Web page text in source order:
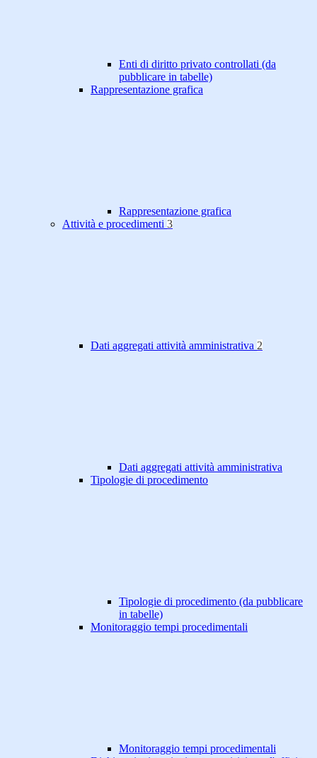
Enti di diritto privato controllati (da
pubblicare in tabelle)
Rappresentazione grafica
Rappresentazione grafica
Attività e procedimenti 3
Dati aggregati attività amministrativa 2
Dati aggregati attività amministrativa
Tipologie di procedimento
Tipologie di procedimento (da pubblicare
in tabelle)
Monitoraggio tempi procedimentali
Monitoraggio tempi procedimentali